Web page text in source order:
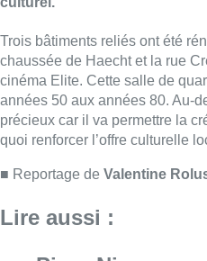
inattendu grâce